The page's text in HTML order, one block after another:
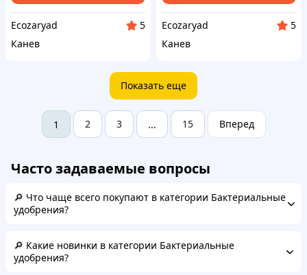
Ecozaryad
5
Канев
Ecozaryad
5
Канев
Показать еще
1 2 3 ... 15 Вперед
Часто задаваемые вопросы
🔎 Что чаще всего покупают в категории Бактериальные
удобрения?
🔎 Какие новинки в категории Бактериальные
удобрения?